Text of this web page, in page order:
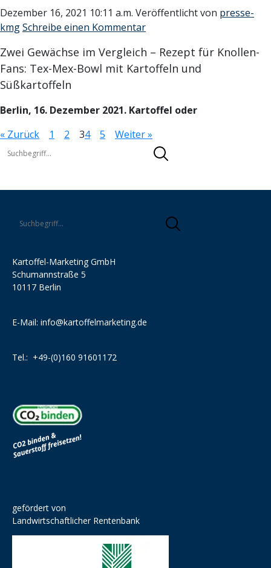
Dezember 16, 2021 10:11 a.m. Veröffentlicht von presse-
kmgSchreibe einen Kommentar
Zwei Gewächse im Vergleich – Rezept für Knollen-
Fans: Tex-Mex-Bowl mit Kartoffeln und
Süßkartoffeln
Berlin, 16. Dezember 2021. Kartoffel oder
« Zurück
1 2 34 5 Weiter »
Kartoffel-Marketing GmbH
Schumannstraße 5
10117 Berlin
E-Mail: info@kartoffelmarketing.de
Tel.: +49-(0)160 91601172
gefördert von
Landwirtschaftlicher Rentenbank